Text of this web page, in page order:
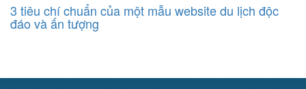
3 tiêu chí chuẩn của một mẫu website du lịch độc
đáo và ấn tượng